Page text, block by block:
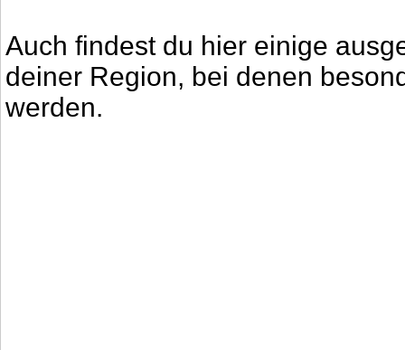
Auch findest du hier einige
deiner Region, bei denen
werden.